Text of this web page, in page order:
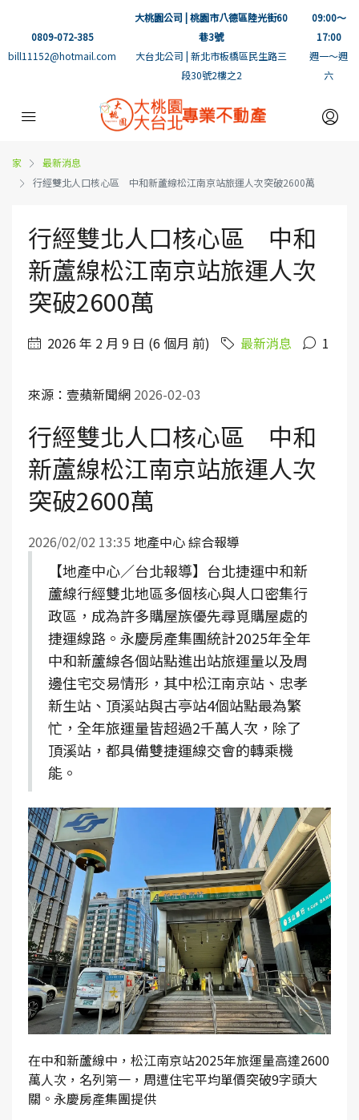
0809-072-385
bill11152@hotmail.com
大桃園公司 | 桃園市八德區陸光街60
巷3號
大台北公司 | 新北市板橋區民生路三
段30號2樓之2
09:00～
17:00
週一～週
六
家
最新消息
行經雙北人口核心區 中和新蘆線松江南京站旅運人次突破2600萬
行經雙北人口核心區 中和
新蘆線松江南京站旅運人次
突破2600萬
2026 年 2 月 9 日 (6 個月 前) 最新消息 1
來源：壹蘋新聞網 2026-02-03
行經雙北人口核心區 中和
新蘆線松江南京站旅運人次
突破2600萬
2026/02/02 13:35 地產中心 綜合報導
【地產中心／台北報導】台北捷運中和新
蘆線行經雙北地區多個核心與人口密集行
政區，成為許多購屋族優先尋覓購屋處的
捷運線路。永慶房產集團統計2025年全年
中和新蘆線各個站點進出站旅運量以及周
邊住宅交易情形，其中松江南京站、忠孝
新生站、頂溪站與古亭站4個站點最為繁
忙，全年旅運量皆超過2千萬人次，除了
頂溪站，都具備雙捷運線交會的轉乘機
能。
在中和新蘆線中，松江南京站2025年旅運量高達2600
萬人次，名列第一，周遭住宅平均單價突破9字頭大
關。永慶房產集團提供